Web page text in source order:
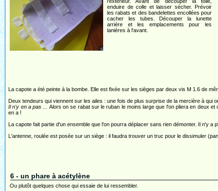
enduire de colle et laisser sécher. Prévoir
les rabats et des bandelettes encollées pour
cacher les tubes. Découper la lunette
arrière et les emplacements pour les
lanières à l'avant.
La capote a été peinte à la bombe. Elle est fixée sur les sièges par deux vis M 1.6 de
Deux tendeurs qui viennent sur les ailes : une fois de plus surprise de la mercière à qui
Il n'y en a pas ... Alors on se rabat sur le ruban le moins large que l'on pliera en deux
en a !
La capote fait partie d'un ensemble que l'on pourra déplacer sans rien démonter. Il n'y a
L'antenne, roulée est posée sur un siège : il faudra trouver un truc pour le dissimuler
6 - un phare à acétylène
Ou plutôt quelques chose qui essaie de lui ressembler.